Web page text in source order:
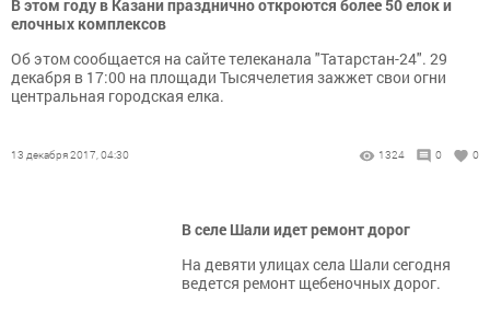
В этом году в Казани празднично откроются более 50 елок и
елочных комплексов
Об этом сообщается на сайте телеканала "Татарстан-24". 29
декабря в 17:00 на площади Тысячелетия зажжет свои огни
центральная городская елка.
13 декабря 2017, 04:30 1324 0 0
В селе Шали идет ремонт дорог
На девяти улицах села Шали сегодня
ведется ремонт щебеночных дорог.